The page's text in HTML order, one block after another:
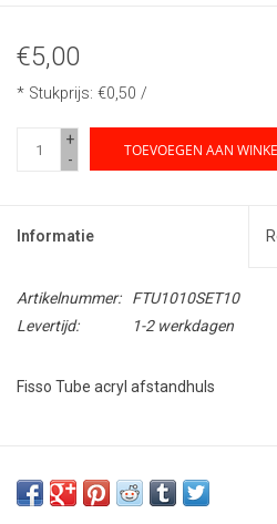
€5,00
* Stukprijs: €0,50 /
+
-
TOEVOEGEN AAN
Informatie
Artikelnummer:
FTU1010SET10
Levertijd:
1-2 werkdagen
Fisso Tube acryl afstandhuls
dik acryl. Fixing: afstandshuls,
transparant acryl.